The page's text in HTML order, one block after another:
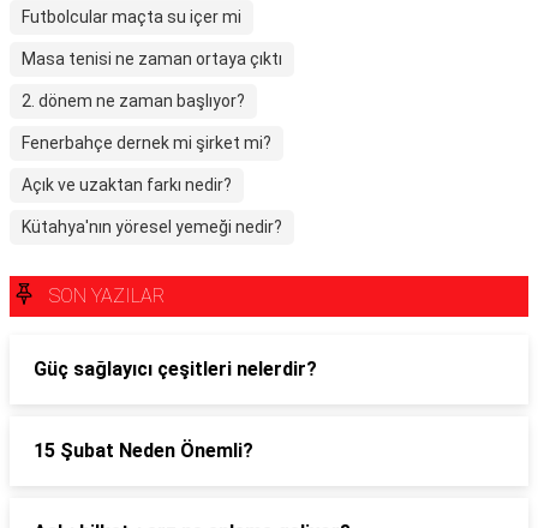
Futbolcular maçta su içer mi
Masa tenisi ne zaman ortaya çıktı
2. dönem ne zaman başlıyor?
Fenerbahçe dernek mi şirket mi?
Açık ve uzaktan farkı nedir?
Kütahya'nın yöresel yemeği nedir?
SON YAZILAR
Güç sağlayıcı çeşitleri nelerdir?
15 Şubat Neden Önemli?